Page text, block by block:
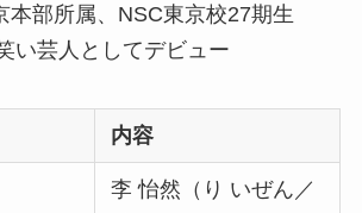
本部所属、NSC東京校27期生
い芸人としてデビュー
内容
李 怡然（り いぜん／